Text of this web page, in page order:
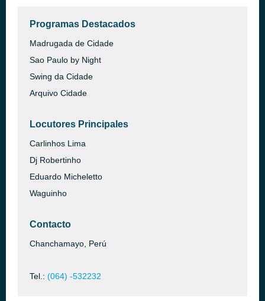
Programas Destacados
Madrugada de Cidade
Sao Paulo by Night
Swing da Cidade
Arquivo Cidade
Locutores Principales
Carlinhos Lima
Dj Robertinho
Eduardo Micheletto
Waguinho
Contacto
Chanchamayo, Perú
Tel.: (064) -532232